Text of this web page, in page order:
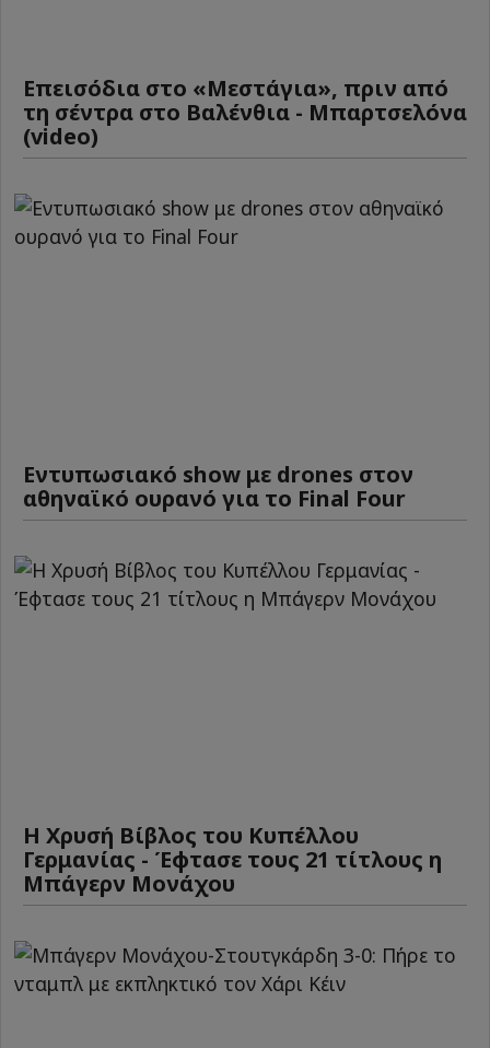
Επεισόδια στο «Μεστάγια», πριν από
τη σέντρα στο Βαλένθια - Μπαρτσελόνα
(video)
Εντυπωσιακό show με drones στον
αθηναϊκό ουρανό για το Final Four
Η Χρυσή Βίβλος του Κυπέλλου
Γερμανίας - Έφτασε τους 21 τίτλους η
Μπάγερν Μονάχου